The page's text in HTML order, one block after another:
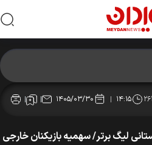
۱۴:۱۵ ۱۴۰۵/۰۳/۳۰
لیگ برتر/ سهمیه بازیکنان خارجی